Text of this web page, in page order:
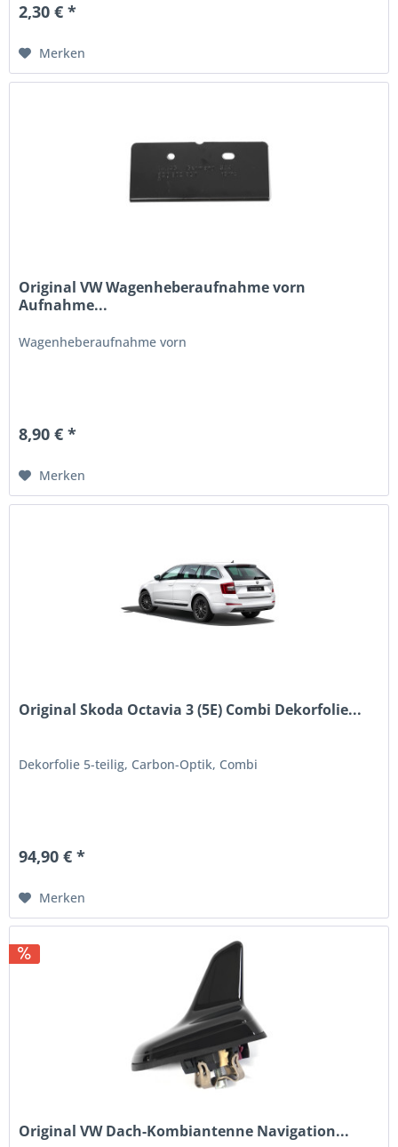
2,30 € *
Merken
Original VW Wagenheberaufnahme vorn
Aufnahme...
Wagenheberaufnahme vorn
8,90 € *
Merken
Original Skoda Octavia 3 (5E) Combi Dekorfolie...
Dekorfolie 5-teilig, Carbon-Optik, Combi
94,90 € *
Merken
Original VW Dach-Kombiantenne Navigation...